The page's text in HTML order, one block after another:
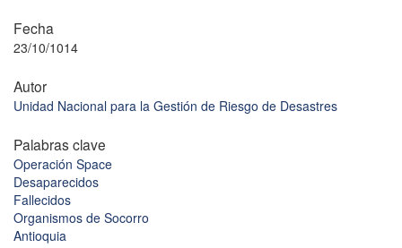
Fecha
23/10/1014
Autor
Unidad Nacional para la Gestión de Riesgo de Desastres
Palabras clave
Operación Space
Desaparecidos
Fallecidos
Organismos de Socorro
Antioquia